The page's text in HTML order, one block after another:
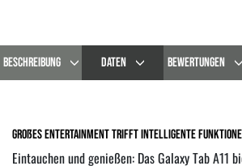
BESCHREIBUNG DATEN BEWERTUNGEN
Großes Entertainment trifft intelligente
Eintauchen und genießen: Das Galaxy Tab A11